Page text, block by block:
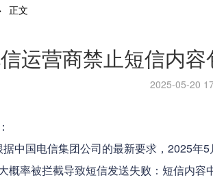
正文
运营商禁止短信内
2025-05-20
中国电信集团公司的最新要求，2025年
概率被拦截导致短信发送失败：短信内